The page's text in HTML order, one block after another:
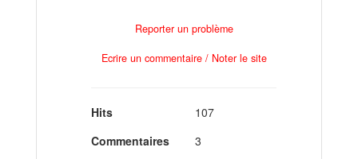
Reporter un problème
Ecrire un commentaire / Noter le site
Hits
107
Commentaires
3